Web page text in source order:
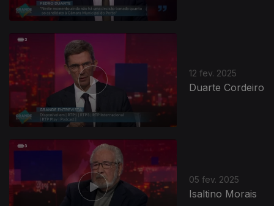
12 fev. 2025
Duarte Cordeiro
05 fev. 2025
Isaltino Morais